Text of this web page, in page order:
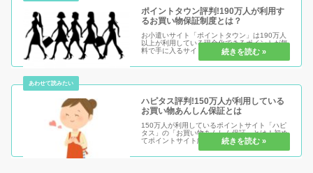
ポイントタウン評判!190万人が利用す
るお買い物保証制度とは？
お小遣いサイト「ポイントタウン」は190万人
以上が利用している現金化できるポイントが無
料で手に入るサイトです。しかも、普段のネッ
トショッピングを利用すればするほど、どんど
ん得になるシステムもあります。更に、それら
ハピタス評判!150万人が利用している
お買い物あんしん保証とは
150万人が利用しているポイントサイト「ハピ
タス」の「お買い物あんしん保証」とは！初め
てポイントサイト経由で買い物する人なら絶対
に知っておくべきことです。安心して利用する
ためにも、まずはつづきをどうぞ